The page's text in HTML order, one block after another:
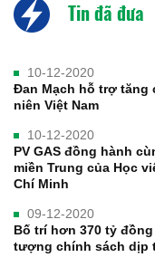
Tin đã đưa
10-12-2020
Đan Mạch hỗ trợ tăng
niên Việt Nam
10-12-2020
PV GAS đồng hành
miền Trung của Học
Chí Minh
09-12-2020
Bố trí hơn 370 tỷ
tượng chính sách dịp